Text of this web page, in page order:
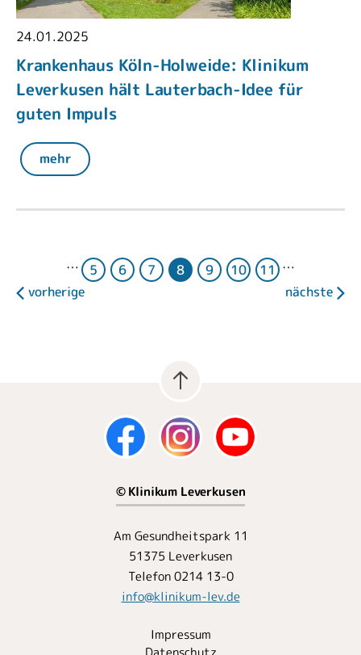
24.01.2025
Krankenhaus Köln-Holweide: Klinikum
Leverkusen hält Lauterbach-Idee für
guten Impuls
mehr
vorherige
… 5 6 7 8 9 10 11 …
nächste
© Klinikum Leverkusen
Am Gesundheitspark 11
51375 Leverkusen
Telefon 0214 13-0
info@klinikum-lev.de
Impressum